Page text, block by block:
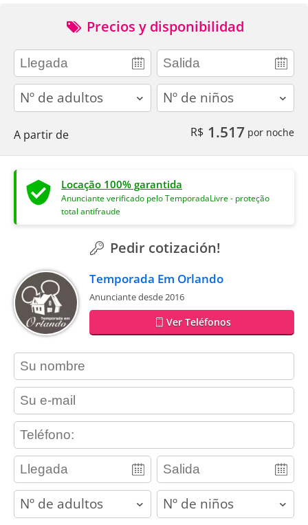
Precios y disponibilidad
adults children
A partir de R$ 1.517 por noche
Locação 100% garantida
Anunciante verificado pelo TemporadaLivre - proteção
total antifraude
Pedir cotización!
Temporada Em Orlando
Anunciante desde 2016
Ver Teléfonos
contact_name
contact_email
contact_phone
adults children